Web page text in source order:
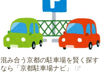
混み合う京都の駐車場を賢く探す
なら「京都駐車場ナビ」